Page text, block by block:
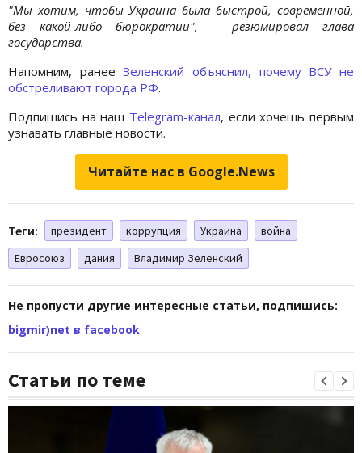
"Мы хотим, чтобы Украина была быстрой, современной,
без какой-либо бюрократии", – резюмировал глава
государства.
Напомним, ранееЗеленский объяснил, почему ВСУ не
обстреливают города РФ.
Подпишись на наш Telegram-канал, если хочешь первым
узнавать главные новости.
Читайте нас в Google.News
Теги: президент коррупция Украина
война
Евросоюз
дания Владимир Зеленский
Не пропусти другие интересные статьи, подпишись:
bigmir)net в facebook
Статьи по теме